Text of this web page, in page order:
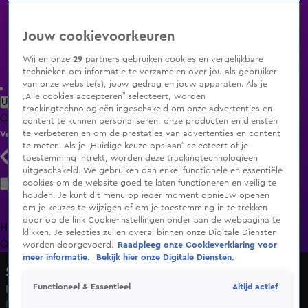
Uitzending Gemist Populaire programma's Zenders Genres
ClipsFilmsRadioSmart TV inlogShop
Volg KIJK
Zoeken
HomeUitzending Gemist Programma's De Bondgenoten
OranjezomerLivestreamsShop
Shownieuws
Rechtbank wijst vrijlatingsverzoek Marius Borg Høiby af
Di 16 juni, 11:12
Jouw cookievoorkeuren
Wij en onze29 partners gebruiken cookies en vergelijkbare
technieken om informatie te verzamelen over jou als gebruiker
van onze website(s), jouw gedrag en jouw apparaten. Als je
„Alle cookies accepteren” selecteert, worden
trackingtechnologieën ingeschakeld om onze advertenties en
content te kunnen personaliseren, onze producten en diensten
te verbeteren en om de prestaties van advertenties en content
te meten. Als je „Huidige keuze opslaan” selecteert of je
toestemming intrekt, worden deze trackingtechnologieën
uitgeschakeld. We gebruiken dan enkel functionele en essentiële
cookies om de website goed te laten functioneren en veilig te
houden. Je kunt dit menu op ieder moment opnieuw openen
om je keuzes te wijzigen of om je toestemming in te trekken
door op de link Cookie-instellingen onder aan de webpagina te
klikken. Je selecties zullen overal binnen onze Digitale Diensten
worden doorgevoerd.
Raadpleeg onze Cookieverklaring voor
meer informatie.
Bekijk hier onze Digitale Diensten.
Functioneel & Essentieel Altijd actief